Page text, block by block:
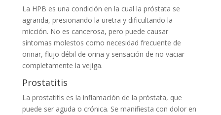
La HPB es una condición en la cual la próstata se
agranda, presionando la uretra y dificultando la
micción. No es cancerosa, pero puede causar
síntomas molestos como necesidad frecuente de
orinar, flujo débil de orina y sensación de no vaciar
completamente la vejiga.
Prostatitis
La prostatitis es la inflamación de la próstata, que
puede ser aguda o crónica. Se manifiesta con dolor en